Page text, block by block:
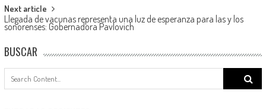
Next article
Llegada de vacunas representa una luz de esperanza para las y los
sonorenses: Gobernadora Pavlovich
BUSCAR
Search
for: